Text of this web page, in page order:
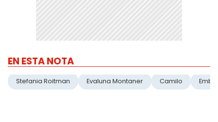
EN ESTA NOTA
Stefania Roitman Evaluna Montaner Camilo